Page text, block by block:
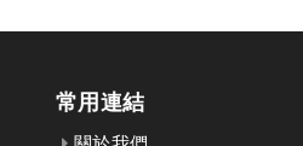
常用連結